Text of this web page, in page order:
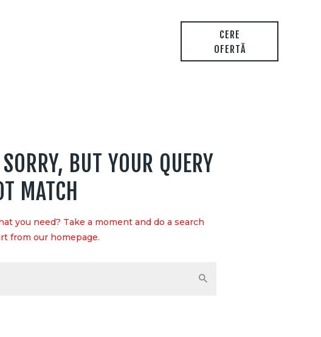
CERE
OFERTĂ
BUT YOUR QUERY
MATCH
you need? Take a moment and do a search
from our homepage.